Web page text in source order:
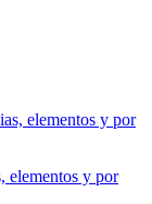
elementos y por